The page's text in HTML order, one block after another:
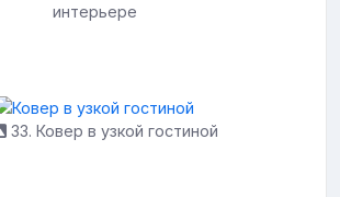
интерьере
33. Ковер в узкой гостиной